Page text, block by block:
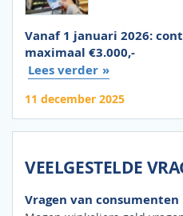
Vanaf 1 januari 2026:
maximaal €3.000,-
Lees verder
11 december 2025
VEELGESTELDE
Vragen van consumenten